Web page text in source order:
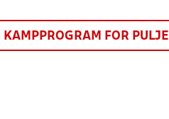
KAMPPROGRAM FOR PULJE